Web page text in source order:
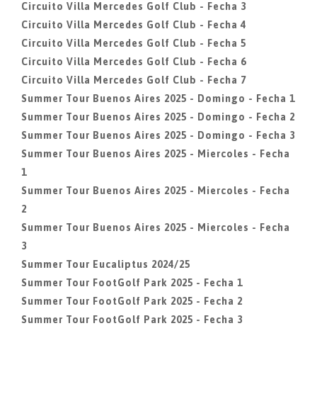
Circuito Villa Mercedes Golf Club - Fecha 3
Circuito Villa Mercedes Golf Club - Fecha 4
Circuito Villa Mercedes Golf Club - Fecha 5
Circuito Villa Mercedes Golf Club - Fecha 6
Circuito Villa Mercedes Golf Club - Fecha 7
Summer Tour Buenos Aires 2025 - Domingo - Fecha 1
Summer Tour Buenos Aires 2025 - Domingo - Fecha 2
Summer Tour Buenos Aires 2025 - Domingo - Fecha 3
Summer Tour Buenos Aires 2025 - Miercoles - Fecha
1
Summer Tour Buenos Aires 2025 - Miercoles - Fecha
2
Summer Tour Buenos Aires 2025 - Miercoles - Fecha
3
Summer Tour Eucaliptus 2024/25
Summer Tour FootGolf Park 2025 - Fecha 1
Summer Tour FootGolf Park 2025 - Fecha 2
Summer Tour FootGolf Park 2025 - Fecha 3